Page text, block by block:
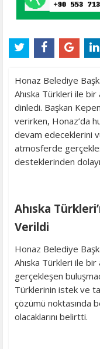
Honaz Belediye
Ahıska Türkleri ile
dinledi. Başkan
verirken, Honaz’da
devam edeceklerini
atmosferde
desteklerinden
Ahıska
Verildi
Honaz Belediye
Ahıska Türkleri ile
gerçekleşen
Türklerinin istek ve
çözümü noktasında
olacaklarını belirtti.